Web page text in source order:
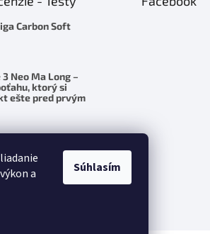
a
Súhlasím
Carbon Soft
Neo Ma Long –
ktorý si
ešte pred prvým
ZENITH ZC 5.7
v ruke